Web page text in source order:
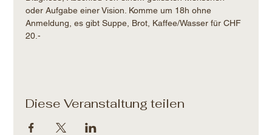
oder Aufgabe einer Vision. Komme um 18h ohne
Anmeldung, es gibt Suppe, Brot, Kaffee/Wasser für CHF
20.-
Diese Veranstaltung teilen